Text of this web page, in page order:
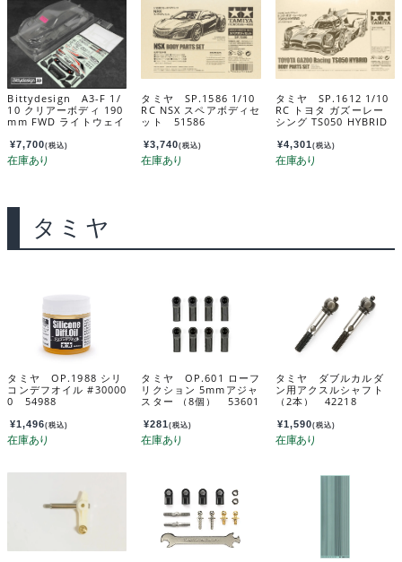
Bittydesign A3-F 1/
10 クリアーボディ 190
mm FWD ライトウェイ
0A3F
¥7,700(税込)
タミヤ SP.1586 1/10
RC NSX スペアボディセ
ット 51586
¥3,740(税込)
タミヤ SP.1612 1/10
RC トヨタ ガズーレー
シング TS050 HYBRID
1612
¥4,301(税込)
タミヤ
タミヤ OP.1988 シリ
コンデフオイル #30000
0 54988
¥1,496(税込)
タミヤ OP.601 ローフ
リクション 5mmアジャ
スター （8個） 53601
¥281(税込)
タミヤ ダブルカルダ
ン用アクスルシャフト
（2本） 42218
¥1,590(税込)